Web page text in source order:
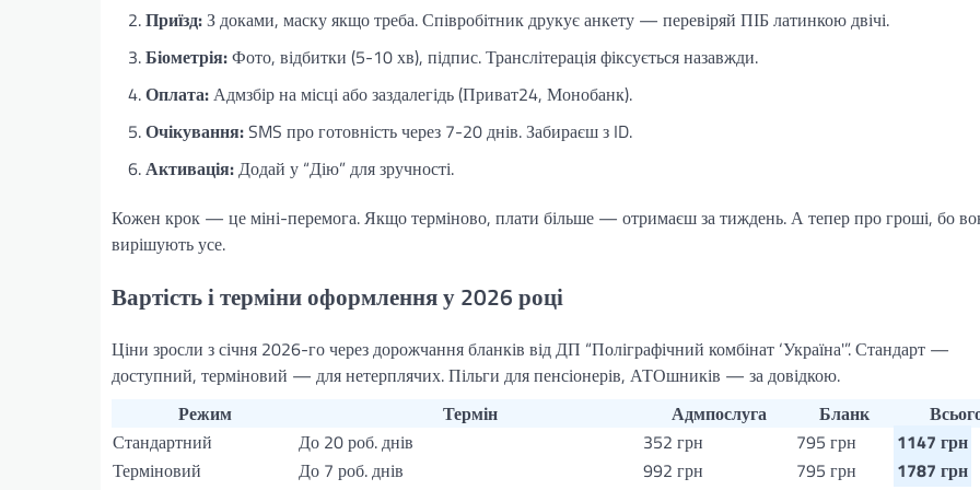
Приїзд:З доками, маску якщо треба. Співробітник друкує анкету — перевіряй ПІБ латинкою двічі.
Біометрія:Фото, відбитки (5-10 хв), підпис. Транслітерація фіксується назавжди.
Оплата:Адмзбір на місці або заздалегідь (Приват24, Монобанк).
Очікування:SMS про готовність через 7-20 днів. Забираєш з ID.
Активація:Додай у “Дію” для зручності.
Кожен крок — це міні-перемога. Якщо терміново, плати більше — отримаєш за тиждень. А тепер про гроші, бо
вирішують усе.
Вартість і терміни оформлення у 2026 році
Ціни зросли з січня 2026-го через дорожчання бланків від ДП “Поліграфічний комбінат ‘Україна'”. Стандарт —
доступний, терміновий — для нетерплячих. Пільги для пенсіонерів, АТОшників — за довідкою.
Режим
Термін Адмпослуга Бланк
Стандартний
До 20 роб. днів 352 грн 795 грн
1147 грн
Терміновий
До 7 роб. днів 992 грн 795 грн
1787 грн